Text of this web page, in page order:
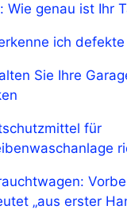
Wie genau ist Ihr
ich defekte
Sie Ihre
für
„aus erster